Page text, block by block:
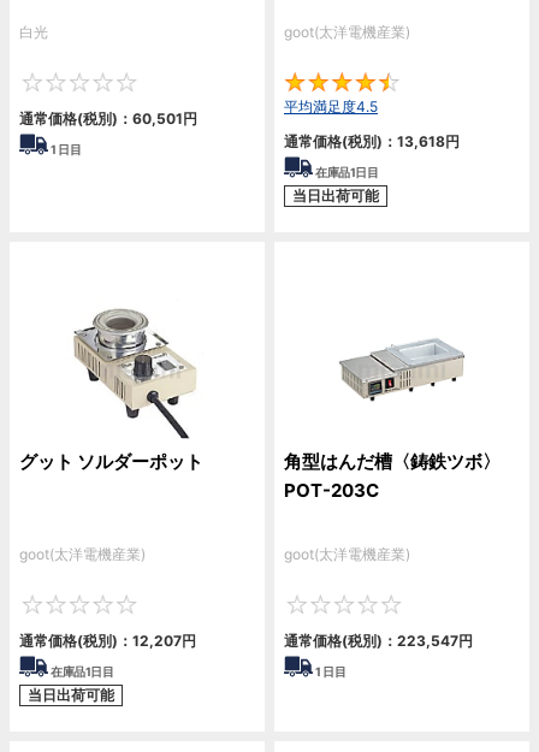
白光
通常価格(税別)： 60,501円
1 日目
goot(太洋電機産業)
平均満足度4.5
通常価格(税別)： 13,618円
在庫品1日目
当日出荷可能
グット ソルダーポット
goot(太洋電機産業)
通常価格(税別)： 12,207円
在庫品1日目
当日出荷可能
角型はんだ槽〈鋳鉄ツボ〉
POT-203C
goot(太洋電機産業)
通常価格(税別)： 223,547円
1 日目